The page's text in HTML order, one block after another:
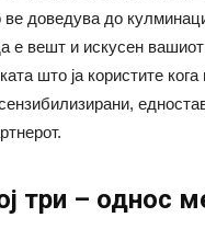
доведува до
е вешт и искусен
што ја користите
три – однос